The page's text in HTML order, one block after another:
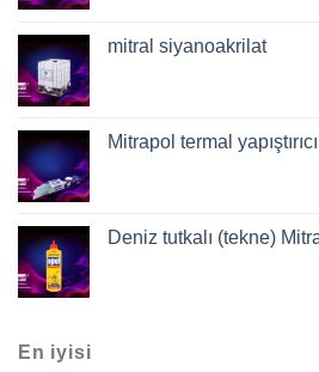
mitral siyanoakrilat
Mitrapol termal yapıştırıcı
Deniz tutkalı (tekne)
En iyisi